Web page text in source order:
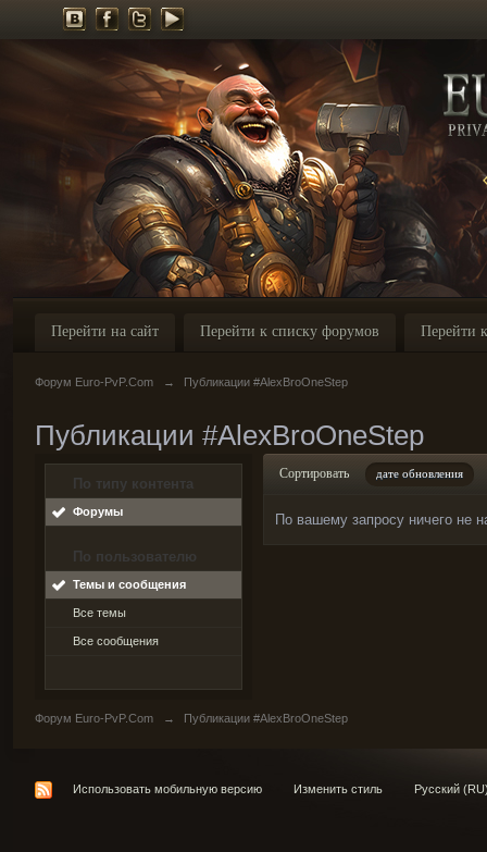
Перейти на сайт Перейти к списку форумов Перейти
Форум Euro-PvP.Com → Публикации #AlexBroOneStep
Публикации #AlexBroOneStep
По типу контента
Форумы
По пользователю
Темы и сообщения
Все темы
Все сообщения
Сортировать дате обновления
По вашему запросу ничего не
Форум Euro-PvP.Com → Публикации #AlexBroOneStep
Использовать мобильную версию Изменить стиль Русский